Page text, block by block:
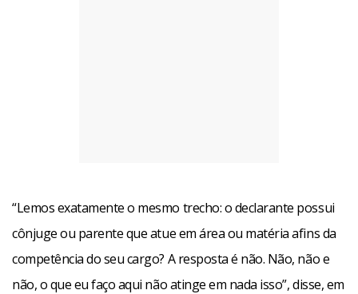
“Lemos exatamente o mesmo trecho: o declarante possui
cônjuge ou parente que atue em área ou matéria afins da
competência do seu cargo? A resposta é não. Não, não e
não, o que eu faço aqui não atinge em nada isso”, disse, em